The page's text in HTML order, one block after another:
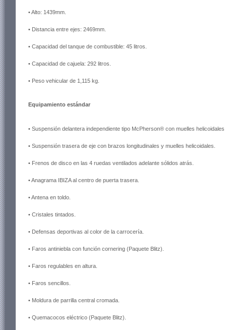
• Alto: 1439mm.
• Distancia entre ejes: 2469mm.
• Capacidad del tanque de combustible: 45 litros.
• Capacidad de cajuela: 292 litros.
• Peso vehicular de 1,115 kg.
Equipamiento estándar
• Suspensión delantera independiente tipo McPherson® con muelles
• Suspensión trasera de eje con brazos longitudinales y muelles helicoidales.
• Frenos de disco en las 4 ruedas ventilados adelante sólidos atrás.
• Anagrama IBIZA al centro de puerta trasera.
• Antena en toldo.
• Cristales tintados.
• Defensas deportivas al color de la carrocería.
• Faros antiniebla con función cornering (Paquete Blitz).
• Faros regulables en altura.
• Faros sencillos.
• Moldura de parrilla central cromada.
• Quemacocos eléctrico (Paquete Blitz).